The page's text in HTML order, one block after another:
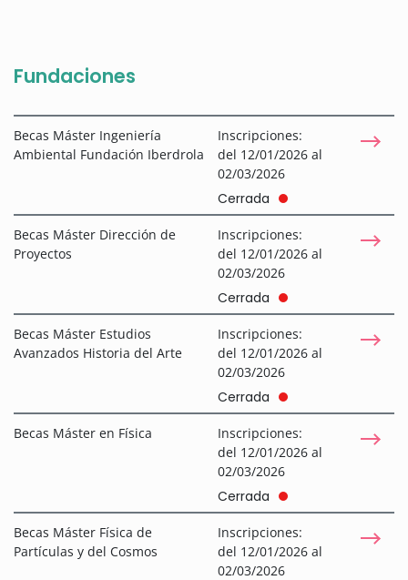
Fundaciones
Becas Máster Ingeniería
Ambiental Fundación Iberdrola
Inscripciones:
del 12/01/2026 al
02/03/2026
Cerrada
Becas Máster Dirección de
Proyectos
Inscripciones:
del 12/01/2026 al
02/03/2026
Cerrada
Becas Máster Estudios
Avanzados Historia del Arte
Inscripciones:
del 12/01/2026 al
02/03/2026
Cerrada
Becas Máster en Física
Inscripciones:
del 12/01/2026 al
02/03/2026
Cerrada
Becas Máster Física de
Partículas y del Cosmos
Inscripciones:
del 12/01/2026 al
02/03/2026